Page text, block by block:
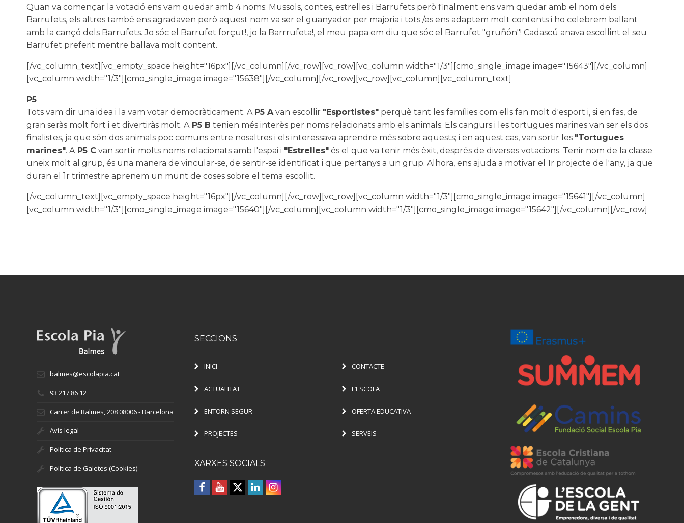
Quan va començar la votació ens vam quedar amb 4 noms: Mussols, contes, estrelles i Barrufets però finalment ens vam quedar amb el nom dels
Barrufets, els altres també ens agradaven però aquest nom va ser el guanyador per majoria i tots /es ens adaptem molt contents i ho celebrem ballant
amb la cançó dels Barrufets. Jo sóc el Barrufet forçut!, jo la Barrrufeta!, el meu papa em diu que sóc el Barrufet "gruñón"! Cadascú anava escollint el seu
Barrufet preferit mentre ballava molt content.
[/vc_column_text][vc_empty_space height="16px"][/vc_column][/vc_row][vc_row][vc_column width="1/3"][cmo_single_image image="15643"][/vc_column]
[vc_column width="1/3"][cmo_single_image image="15638"][/vc_column][/vc_row][vc_row][vc_column][vc_column_text]
P5
Tots vam dir una idea i la vam votar democràticament. A P5 Avan escollir "Esportistes" perquè tant les famílies com ells fan molt d'esport i, si en fas, de
gran seràs molt fort i et divertiràs molt. AP5 B tenien més interès per noms relacionats amb els animals. Els cangurs i les tortugues marines van ser els dos
finalistes, ja que són dos animals poc comuns entre nosaltres i els interessava aprendre més sobre aquests; i en aquest cas, van sortir les "Tortugues
marines". AP5 C van sortir molts noms relacionats amb l'espai i "Estrelles" és el que va tenir més èxit, després de diverses votacions. Tenir nom de la classe
uneix molt al grup, és una manera de vincular-se, de sentir-se identificat i que pertanys a un grup. Alhora, ens ajuda a motivar el 1r projecte de l'any, ja que
duran el 1r trimestre aprenem un munt de coses sobre el tema escollit.
[/vc_column_text][vc_empty_space height="16px"][/vc_column][/vc_row][vc_row][vc_column width="1/3"][cmo_single_image image="15641"][/vc_column]
[vc_column width="1/3"][cmo_single_image image="15640"][/vc_column][vc_column width="1/3"][cmo_single_image image="15642"][/vc_column][/vc_row]
balmes@escolapia.cat
93 217 86 12
Carrer de Balmes, 208 08006 - Barcelona
Avís legal
Política de Privacitat
Política de Galetes (Cookies)
SECCIONS
INICI CONTACTE
ACTUALITAT L’ESCOLA
ENTORN SEGUR OFERTA EDUCATIVA
PROJECTES SERVEIS
XARXES SOCIALS